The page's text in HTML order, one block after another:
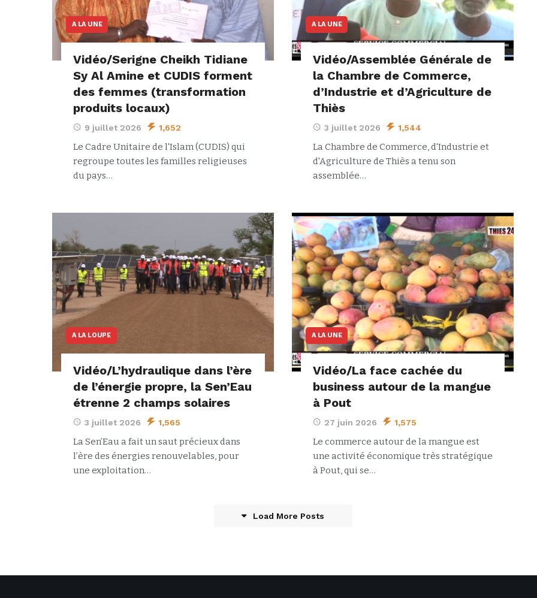
A LA UNE
Vidéo/Serigne Cheikh Tidiane
Sy Al Amine et CUDIS forment
des femmes (transformation
produits locaux)
9 juillet 2026 1,652
Le Cadre Unitaire de l'Islam (CUDIS) qui
regroupe toutes les familles religieuses
du pays…
A LA UNE
Vidéo/Assemblée Générale de
la Chambre de Commerce,
d’Industrie et d’Agriculture de
Thiès
3 juillet 2026 1,544
La Chambre de Commerce, d'Industrie et
d'Agriculture de Thiès a tenu son
assemblée…
A LA LOUPE
Vidéo/L’hydraulique dans l’ère
de l’énergie propre, la Sen’Eau
étrenne 2 champs solaires
3 juillet 2026 1,565
La Sen’Eau a fait un saut précieux dans
l’ère des énergies renouvelables, pour
une exploitation…
A LA UNE
Vidéo/La face cachée du
business autour de la mangue
à Pout
27 juin 2026 1,575
Le commerce autour de la mangue est
une activité économique très stratégique
à Pout, qui se…
Load More Posts